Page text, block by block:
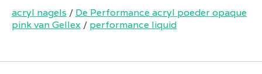
acryl nagels / De Performance acryl poeder opaque
pink van Gellex / performance liquid